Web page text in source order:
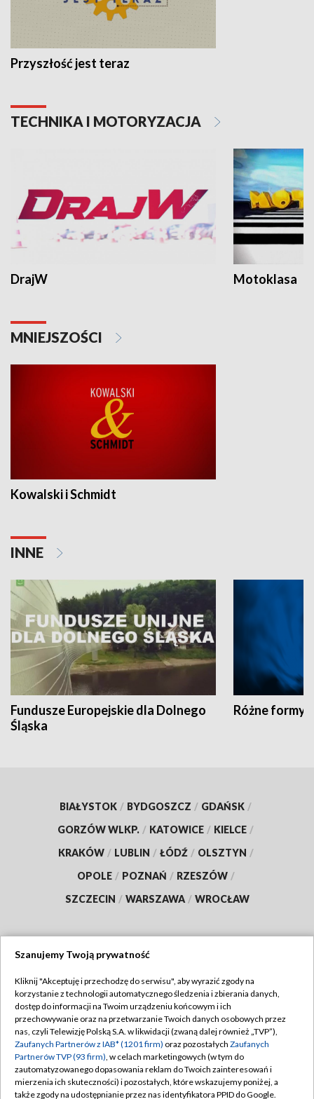
Przyszłość jest teraz
TECHNIKA I MOTORYZACJA
DrajW Motoklasa
MNIEJSZOŚCI
Kowalski i Schmidt
INNE
Fundusze Europejskie dla Dolnego
Śląska
Różne formy
BIAŁYSTOK / BYDGOSZCZ / GDAŃSK /
GORZÓW WLKP. / KATOWICE / KIELCE /
KRAKÓW / LUBLIN / ŁÓDŹ / OLSZTYN /
OPOLE / POZNAŃ / RZESZÓW /
SZCZECIN / WARSZAWA / WROCŁAW
TVP
Abonament TVP
Emisja w TVP
Centrum informacji TVP
Naziemna Telewizja Cyfrowa
Regulamin TVP
Polityka prywatności
Moje zgody
Pomoc
Szanujemy Twoją prywatność
Kliknij "Akceptuję i przechodzę do serwisu", aby wyrazić zgody na
korzystanie z technologii automatycznego śledzenia i zbierania danych,
dostęp do informacji na Twoim urządzeniu końcowym i ich
przechowywanie oraz na przetwarzanie Twoich danych osobowych przez
nas, czyli Telewizję Polską S.A. w likwidacji (zwaną dalej również „TVP”),
Zaufanych Partnerów z IAB* (1201 firm) oraz pozostałych Zaufanych
Partnerów TVP (93 firm), w celach marketingowych (w tym do
zautomatyzowanego dopasowania reklam do Twoich zainteresowań i
mierzenia ich skuteczności) i pozostałych, które wskazujemy poniżej, a
także zgody na udostępnianie przez nas identyfikatora PPID do Google.